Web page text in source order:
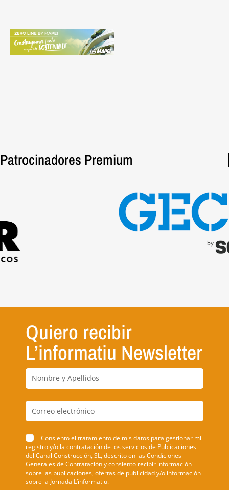
Patrocinadores Premium
Quiero recibir
L’informatiu Newsletter
Consiento el tratamiento de mis datos para gestionar mi
registro y/o la contratación de los servicios de Publicaciones
del Canal Construcción, SL, descrito en las Condiciones
Generales de Contratación y consiento recibir información
sobre las publicaciones, ofertas de publicidad y/o información
sobre la Jornada L’informatiu.